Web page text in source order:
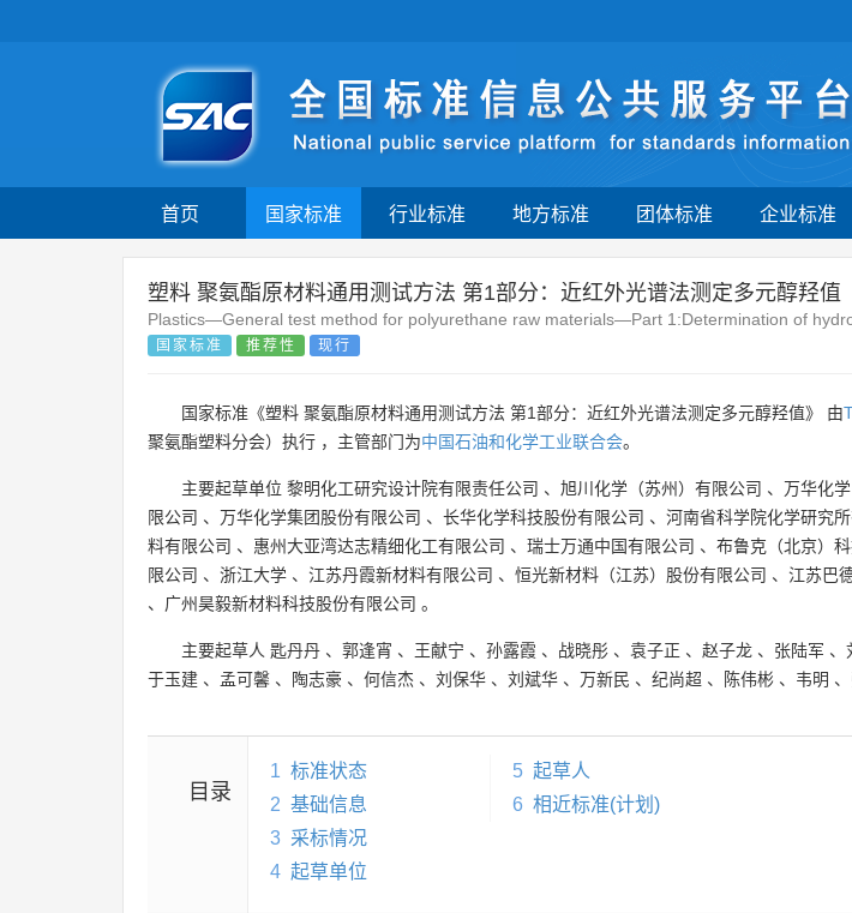
首页 国家标准 行业标准 地方标准 团体标准 企业标准
塑料 聚氨酯原材料通用测试方法 第1部分：近红外光谱法测定多元醇羟值
Plastics—General test method for polyurethane raw materials—Part 1:Determination of
国家标准 推荐性 现行
国家标准《塑料 聚氨酯原材料通用测试方法 第1部分：近红外光谱法测定多元醇羟值》 由
聚氨酯塑料分会）执行 ，主管部门为中国石油和化学工业联合会。
主要起草单位 黎明化工研究设计院有限责任公司 、 旭川化学（苏州）有限公司 、 万华化
限公司 、 万华化学集团股份有限公司 、 长华化学科技股份有限公司 、 河南省科学院化学研究
料有限公司 、 惠州大亚湾达志精细化工有限公司 、 瑞士万通中国有限公司 、 布鲁克（北京）
限公司 、 浙江大学 、 江苏丹霞新材料有限公司 、 恒光新材料（江苏）股份有限公司 、 江苏巴
、 广州昊毅新材料科技股份有限公司 。
主要起草人 匙丹丹 、 郭逢宵 、 王献宁 、 孙露霞 、 战晓彤 、 袁子正 、 赵子龙 、 张陆军 、
于玉建 、 孟可馨 、 陶志豪 、 何信杰 、 刘保华 、 刘斌华 、 万新民 、 纪尚超 、 陈伟彬 、 韦明 、
目录
1 标准状态
2 基础信息
3 采标情况
4 起草单位
5 起草人
6 相近标准(计划)